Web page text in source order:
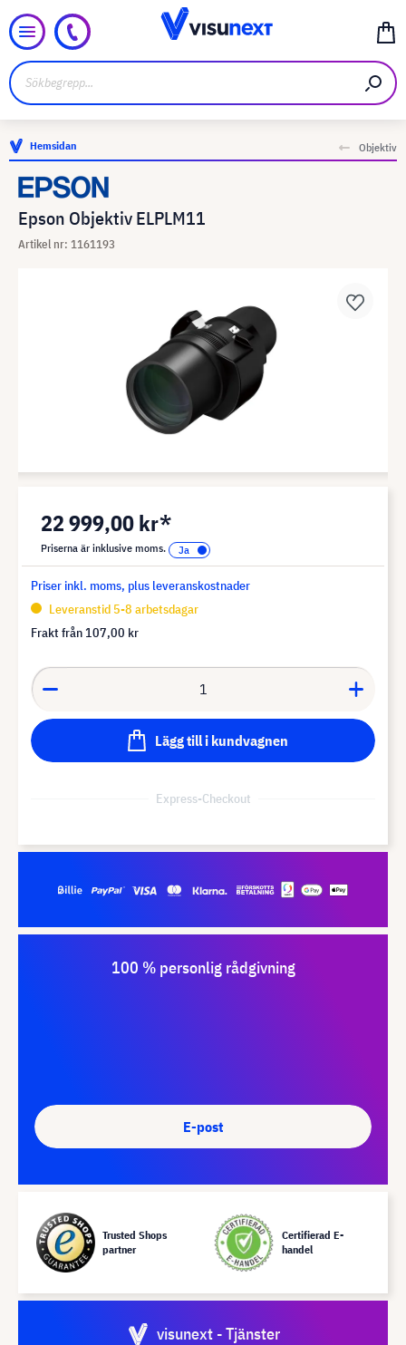
Hemsidan Objektiv
Epson Objektiv ELPLM11
Artikel nr: 1161193
22 999,00 kr*
Priserna är inklusive moms.
Priser inkl. moms, plus leveranskostnader
Leveranstid 5-8 arbetsdagar
Frakt från 107,00 kr
Lägg till i kundvagnen
Express-Checkout
100 % personlig rådgivning
E-post
Trusted Shops
partner
Certifierad E-
handel
visunext - Tjänster